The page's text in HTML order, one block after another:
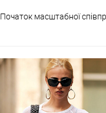
Початок масштабної